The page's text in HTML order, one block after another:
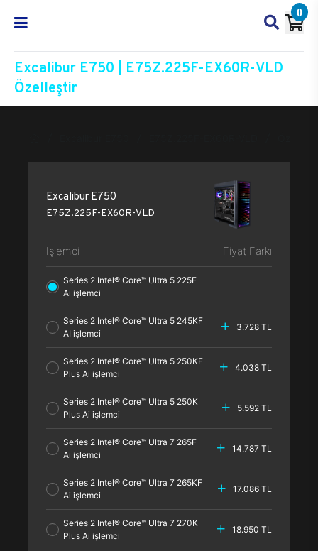
0
Excalibur E750 | E75Z.225F-EX60R-VLD
Özelleştir
Excalibur E750
E75Z.225F-EX60R-VLD
İşlemci Fiyat Farkı
Series 2 Intel® Core™ Ultra 5 225F
Ai işlemci
Series 2 Intel® Core™ Ultra 5 245KF
AI işlemci
3.728 TL
Series 2 Intel® Core™ Ultra 5 250KF
Plus Ai işlemci
4.038 TL
Series 2 Intel® Core™ Ultra 5 250K
Plus Ai işlemci
5.592 TL
Series 2 Intel® Core™ Ultra 7 265F
Ai işlemci
14.787 TL
Series 2 Intel® Core™ Ultra 7 265KF
Ai işlemci
17.086 TL
Series 2 Intel® Core™ Ultra 7 270K
Plus Ai işlemci
18.950 TL